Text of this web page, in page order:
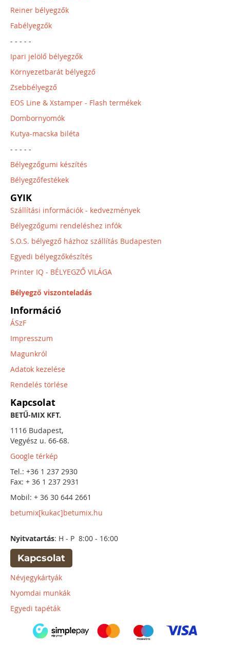
Reiner bélyegzők
Fabélyegzők
- - - - -
Ipari jelölő bélyegzők
Környezetbarát bélyegző
Zsebbélyegző
EOS Line & Xstamper - Flash termékek
Dombornyomók
Kutya-macska biléta
- - - - -
Bélyegzőgumi készítés
Bélyegzőfestékek
GYIK
Szállítási információk - kedvezmények
Bélyegzőgumi rendeléshez infók
S.O.S. bélyegző házhoz szállítás Budapesten
Egyedi bélyegzőkészítés
Printer IQ - BÉLYEGZŐ VILÁGA
Bélyegző viszonteladás
Információ
ÁSzF
Impresszum
Magunkról
Adatok kezelése
Rendelés törlése
Kapcsolat
BETŰ-MIX KFT.
1116 Budapest,
Vegyész u. 66-68.
Google térkép
Tel.: +36 1 237 2930
Fax: + 36 1 237 2931
Mobil: + 36 30 644 2661
betumix[kukac]betumix.hu
Nyitvatartás: H - P 8:00 - 16:00
Kapcsolat
Névjegykártyák
Nyomdai munkák
Egyedi tapéták